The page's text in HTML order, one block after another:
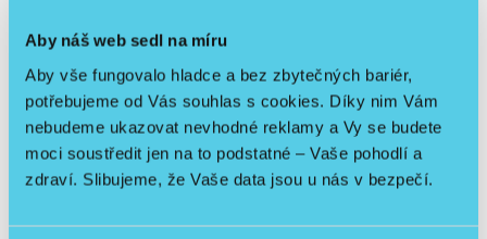
Aby náš web sedl na míru
Aby vše fungovalo hladce a bez zbytečných bariér,
potřebujeme od Vás souhlas s cookies. Díky nim Vám
nebudeme ukazovat nevhodné reklamy a Vy se budete
moci soustředit jen na to podstatné – Vaše pohodlí a
zdraví. Slibujeme, že Vaše data jsou u nás v bezpečí.
Díky pasivnímu režimu může cvičit i člověk, který
sám pohyb nezvládne.
Jednodušší ovládání = nižší cena
Malý displej znamená nižší pořizovací cenu,
funkčnost cvičení ale zůstává stejná.
Bezpečnostní funkce:ochrana proti křečím (anti-
spasm)